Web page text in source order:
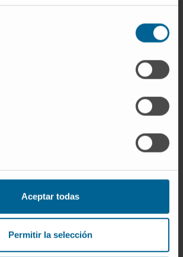
Aceptar todas
Permitir la selección
de Navarra 2023
en este Diccionario Médico de la
y entendimiento general sobre términos
utilizada como fuente única para tomar
y no sustituye en ningún caso el consejo,
o recomendaciones de profesionales de
condición o síntoma médico. La Clínica
de la información contenida en
de Navarra 2026